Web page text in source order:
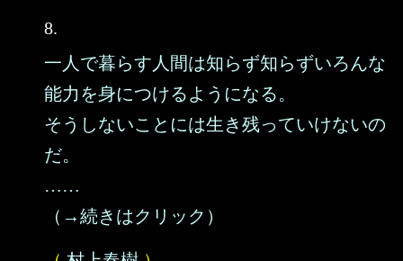
8.
一人で暮らす人間は知らず知らずいろんな
能力を身につけるようになる。
そうしないことには生き残っていけないの
だ。
……
（→続きはクリック）